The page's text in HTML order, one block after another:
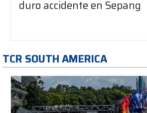
duro accidente en Sepang
TCR SOUTH AMERICA